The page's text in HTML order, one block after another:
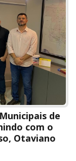
de
com o
Otaviano